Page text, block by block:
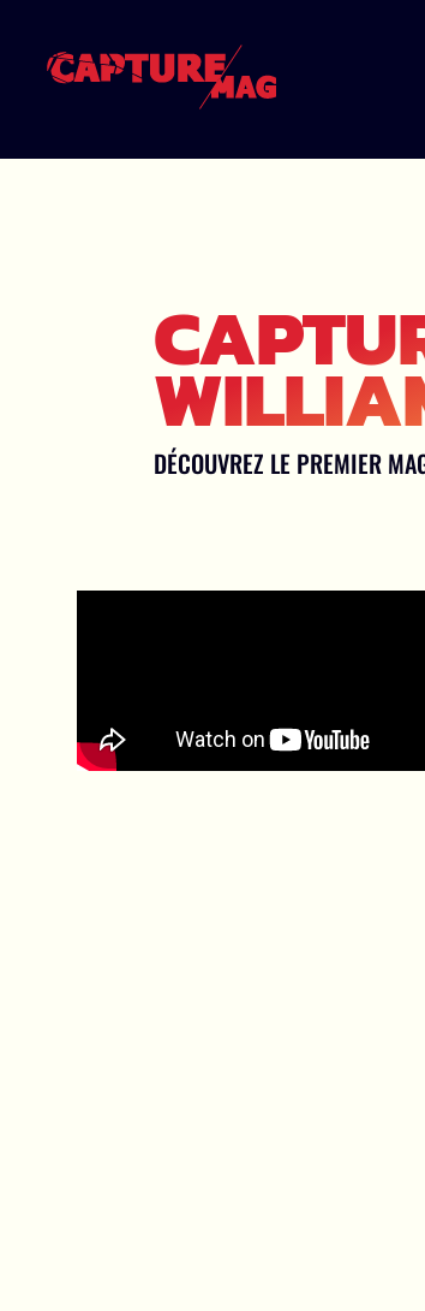
DÉCOUVREZ LE PREMIER